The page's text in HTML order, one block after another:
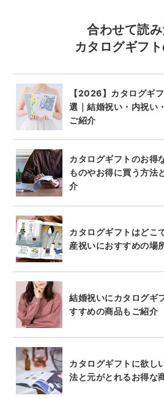
合わせて読
カタログギフ
【2026】カタログギ
選｜結婚祝い・内祝い
ご紹介
カタログギフトのお得
ものやお得に買う方法
介
カタログギフトはどこ
産祝いにおすすめの場
結婚祝いにカタログギ
すすめの商品もご紹介
カタログギフトに欲し
法と元がとれるお得な